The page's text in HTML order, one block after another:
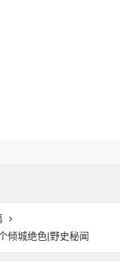
倾城绝色|野史秘闻